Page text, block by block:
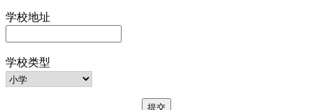
学校地址
学校类型
提交